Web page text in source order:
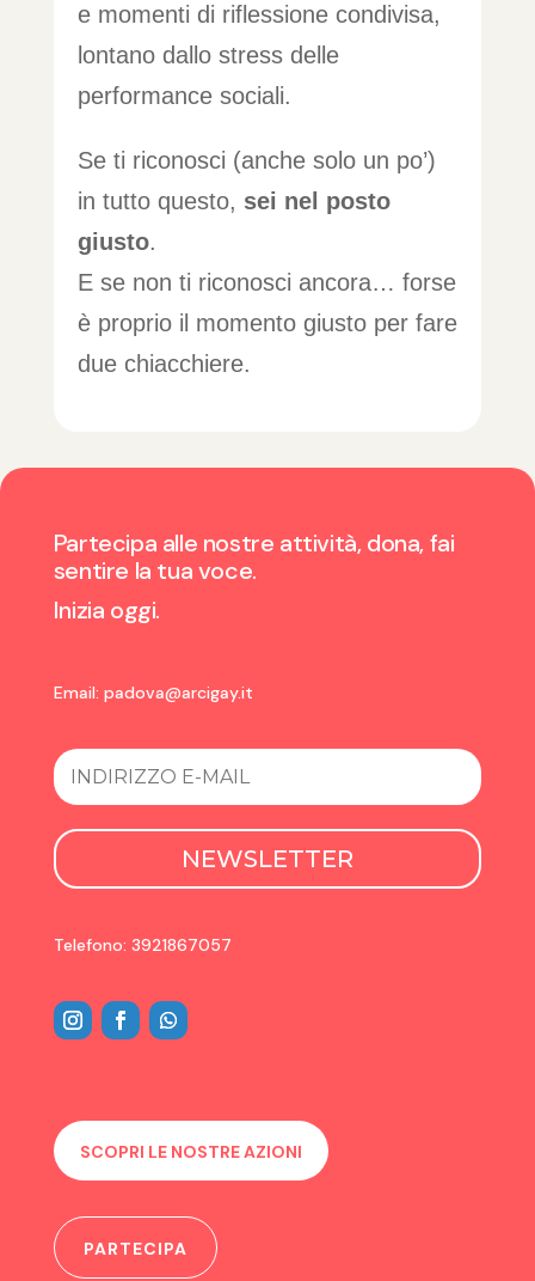
e momenti di riflessione condivisa,
lontano dallo stress delle
performance sociali.
Se ti riconosci (anche solo un po’)
in tutto questo, sei nel posto
giusto.
E se non ti riconosci ancora… forse
è proprio il momento giusto per fare
due chiacchiere.
Partecipa alle nostre attività, dona, fai
sentire la tua voce.
Inizia oggi.
Email: padova@arcigay.it
NEWSLETTER
Telefono: 3921867057
SCOPRI LE NOSTRE AZIONI
PARTECIPA